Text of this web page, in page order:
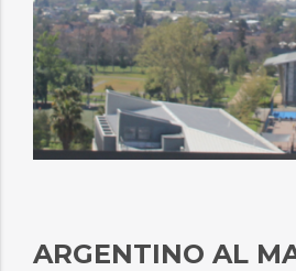
ARGENTINO AL